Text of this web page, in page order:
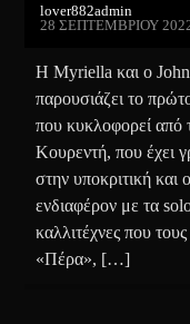
lover882admin
28 ΣΕΠΤΕΜΒΡΊΟΥ
Η Myriella και ο
παρουσιάζει το
που κυκλοφορεί
Κουρεντή, που έχει
στην υποκριτική και
ενδιαφέρον με τα
καλλιτέχνες που
«Πέρα», […]